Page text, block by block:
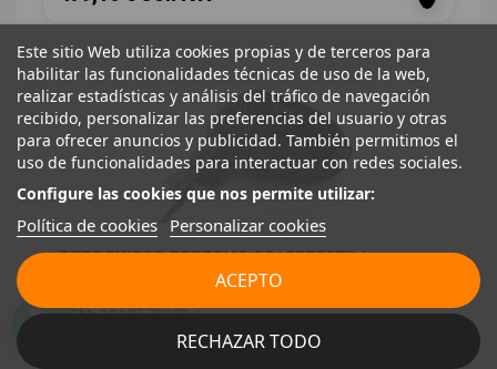
RETROVISOR DERECHO 3G1857507DJ
VOLKSWAGEN PASSAT B8 (3G2, CB2) 2.0 TDI
OEM:3G1857507DJ
Este sitio Web utiliza cookies propias y de terceros para
habilitar las funcionalidades técnicas de uso de la web,
realizar estadísticas y análisis del tráfico de navegación
recibido, personalizar las preferencias del usuario y otras
para ofrecer anuncios y publicidad. También permitimos el
uso de funcionalidades para interactuar con redes sociales.
Configure las cookies que nos permite utilizar:
Política de cookies Personalizar cookies
RECHAZAR TODO
ACEPTO